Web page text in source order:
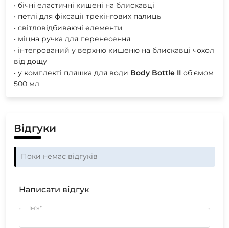
• бічні еластичні кишені на блискавці
• петлі для фіксації трекінгових палиць
• світловідбиваючі елементи
• міцна ручка для перенесення
• інтегрований у верхню кишеню на блискавці чохол
від дощу
• у комплекті пляшка для води Body Bottle II об'ємом
500 мл
Відгуки
Поки немає відгуків
Написати відгук
Ім'я*